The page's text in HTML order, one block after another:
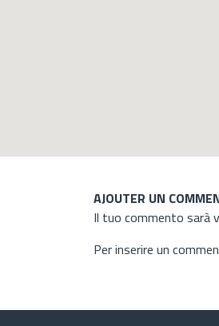
AJOUTER UN
Il tuo commento sarà
Per inserire un